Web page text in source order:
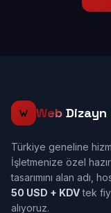
Web Dizayn
Türkiye geneline
İşletmenize özel
tasarımını alan adı,
50 USD + KDVtek
alıyoruz.